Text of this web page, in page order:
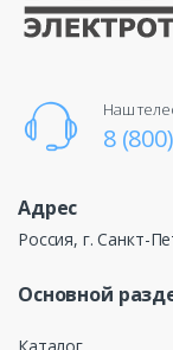
Наш
8
Адрес
Россия, г. Санкт-
Основной